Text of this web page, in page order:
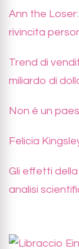
Ann the
rivincita
Trend di
miliardo di
Non è un
Felicia
Gli effetti
analisi